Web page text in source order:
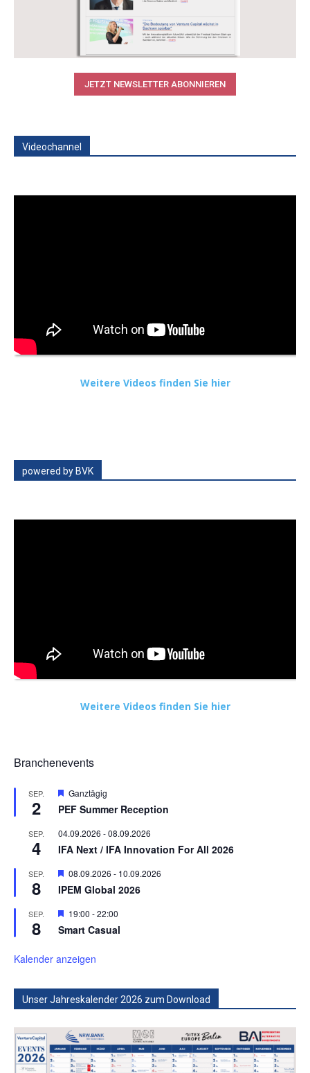
JETZT NEWSLETTER ABONNIEREN
Videochannel
Weitere Videos finden Sie hier
powered by BVK
Weitere Videos finden Sie hier
Branchenevents
SEP.
2
Hervorgehoben
Ganztägig
PEF Summer Reception
SEP.
4
04.09.2026 -08.09.2026
IFA Next / IFA Innovation For All 2026
SEP.
8
Hervorgehoben
08.09.2026 - 10.09.2026
IPEM Global 2026
SEP.
8
Hervorgehoben
19:00 -22:00
Smart Casual
Kalender anzeigen
Unser Jahreskalender 2026 zum Download